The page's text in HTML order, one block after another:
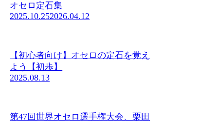
オセロ定石集
2025.10.252026.04.12
【初心者向け】オセロの定石を覚え
よう【初歩】
2025.08.13
第47回世界オセロ選手権大会、栗田